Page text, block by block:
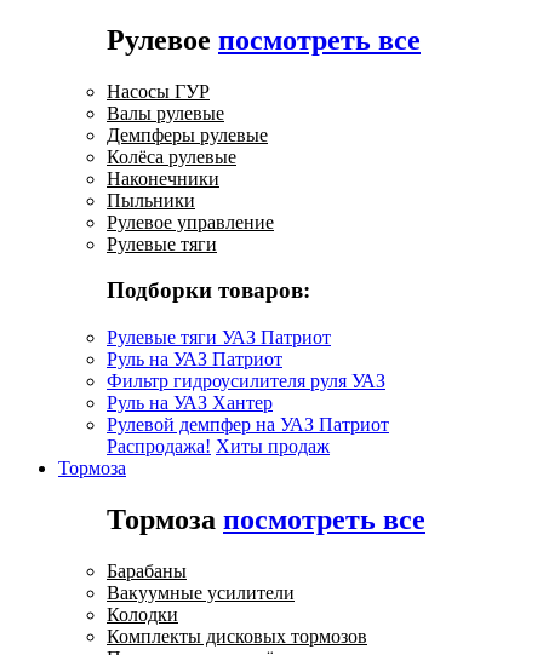
Рулевое посмотреть все
Насосы ГУР
Валы рулевые
Демпферы рулевые
Колёса рулевые
Наконечники
Пыльники
Рулевое управление
Рулевые тяги
Подборки товаров:
Рулевые тяги УАЗ Патриот
Руль на УАЗ Патриот
Фильтр гидроусилителя руля УАЗ
Руль на УАЗ Хантер
Рулевой демпфер на УАЗ Патриот
Распродажа! Хиты продаж
Тормоза
Тормоза посмотреть все
Барабаны
Вакуумные усилители
Колодки
Комплекты дисковых тормозов